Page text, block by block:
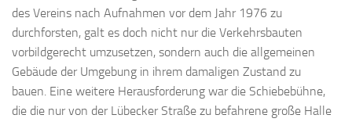
des Vereins nach Aufnahmen vor dem Jahr 1976 zu
durchforsten, galt es doch nicht nur die Ver­kehrs­bauten
vorbildgerecht umzusetzen, sondern auch die allgemeinen
Gebäude der Umgebung in ihrem damaligen Zustand zu
bauen. Eine weitere Heraus­for­der­ung war die Schiebe­bühne,
die die nur von der Lübecker Straße zu befahrene große Halle